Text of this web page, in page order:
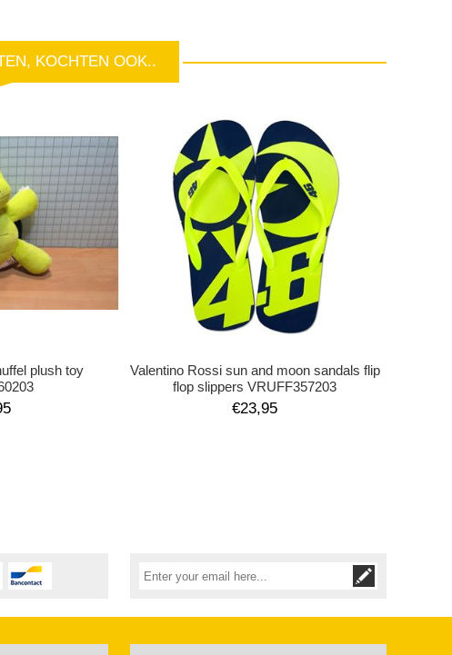
KOCHTEN OOK..
plush toy
Valentino Rossi sun and moon sandals flip
flop slippers VRUFF357203
€23,95